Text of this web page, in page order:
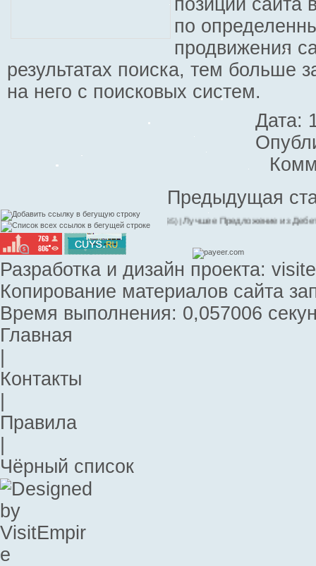
по
продвижения
результатах поиска, тем больше
на него с поисковых систем.
Дата:
Предыдущая
Дебетовка в РФ и СНГ! (85) |Лучшее Предложение из Дебетовок!(87)|
Разработка и дизайн проекта:
Копирование материалов сайта
Время выполнения: 0,057006
Главная
Контакты
Правила
Чёрный список